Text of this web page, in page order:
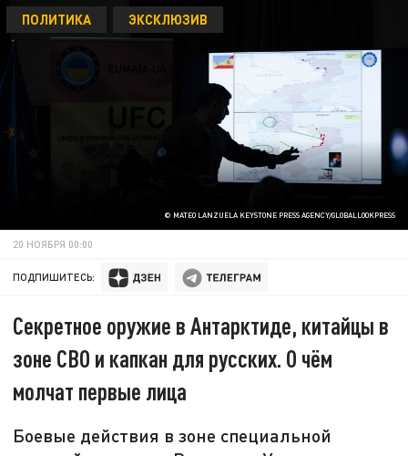
© MATEO LANZUELA KEYSTONE PRESS AGENCY/GLOBALLOOKPRESS
ПОЛИТИКА ЭКСКЛЮЗИВ
20 НОЯБРЯ 00:00
ПОДПИШИТЕСЬ:
Секретное оружие в Антарктиде, китайцы в
зоне СВО и капкан для русских. О чём
молчат первые лица
Боевые действия в зоне специальной